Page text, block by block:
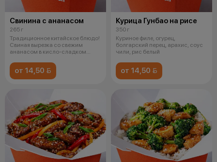
Свинина с ананасом
265 г
Традиционное китайское блюдо!
Свиная вырезка со свежим
ананасом в кисло-сладком
от 14,50 
Курица Гунбао на рисе
350 г
Куриное филе, огурец,
болгарский перец, арахис, соус
чили, рис белый
от 14,50 